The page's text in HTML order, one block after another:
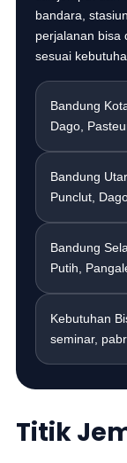
bandara,
perjalanan bisa
sesuai
Bandung
Dago,
Bandung
Punclut,
Bandung
Putih,
Kebutuhan
seminar,
Titik